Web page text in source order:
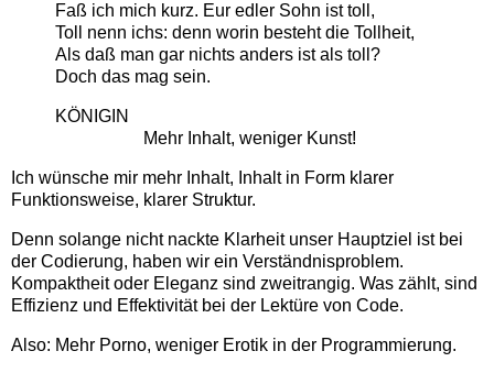
Faß ich mich kurz. Eur edler Sohn ist toll,
Toll nenn ichs: denn worin besteht die Tollheit,
Als daß man gar nichts anders ist als toll?
Doch das mag sein.
KÖNIGIN
Mehr Inhalt, weniger Kunst!
Ich wünsche mir mehr Inhalt, Inhalt in Form klarer
Funktionsweise, klarer Struktur.
Denn solange nicht nackte Klarheit unser Hauptziel ist bei
der Codierung, haben wir ein Verständnisproblem.
Kompaktheit oder Eleganz sind zweitrangig. Was zählt, sind
Effizienz und Effektivität bei der Lektüre von Code.
Also: Mehr Porno, weniger Erotik in der Programmierung.